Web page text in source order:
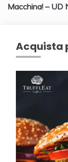
Macchina! – UD
Acquista